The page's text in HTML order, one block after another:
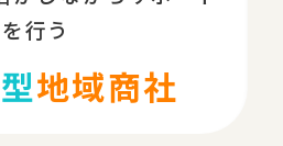
を行う
地域商社